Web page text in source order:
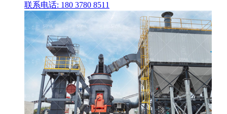
联系电话: 180 3780 8511